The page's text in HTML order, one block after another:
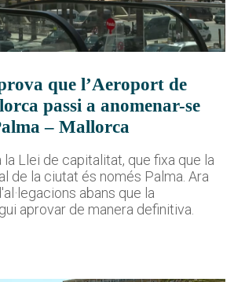
que l’Aeroport de
passi a anomenar-se
– Mallorca
la Llei de capitalitat, que fixa que la
de la ciutat és només Palma. Ara
abans que la
aprovar de manera definitiva.